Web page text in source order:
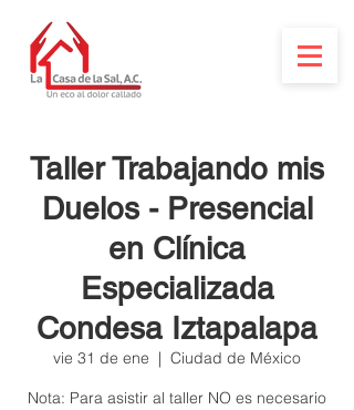
Taller Trabajando mis
Duelos - Presencial
en Clínica
Especializada
Condesa Iztapalapa
vie 31 de ene
  |
Ciudad de México
Nota: Para asistir al taller NO es necesario